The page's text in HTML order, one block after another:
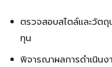
ตรวจสอบสไตล์และวัต
ทุน
พิจารณาผลการดำเนิน